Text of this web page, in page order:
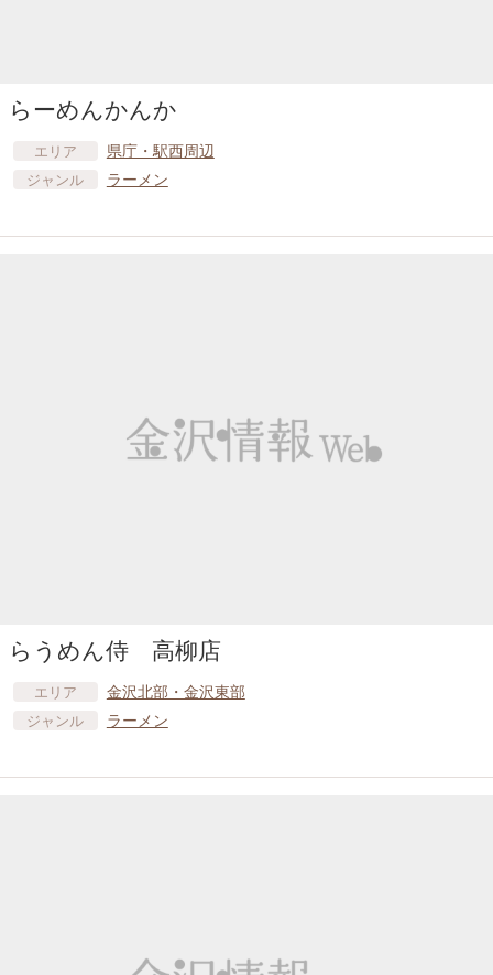
らーめんかんか
エリア 県庁・駅西周辺
ジャンル ラーメン
らうめん侍 高柳店
エリア 金沢北部・金沢東部
ジャンル ラーメン